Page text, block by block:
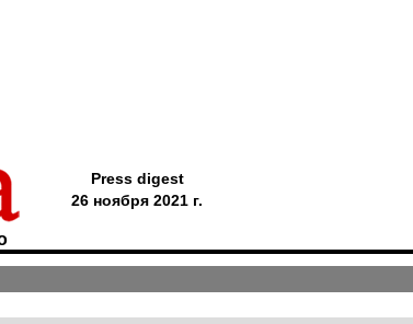
Press digest
26 ноября 2021 г.